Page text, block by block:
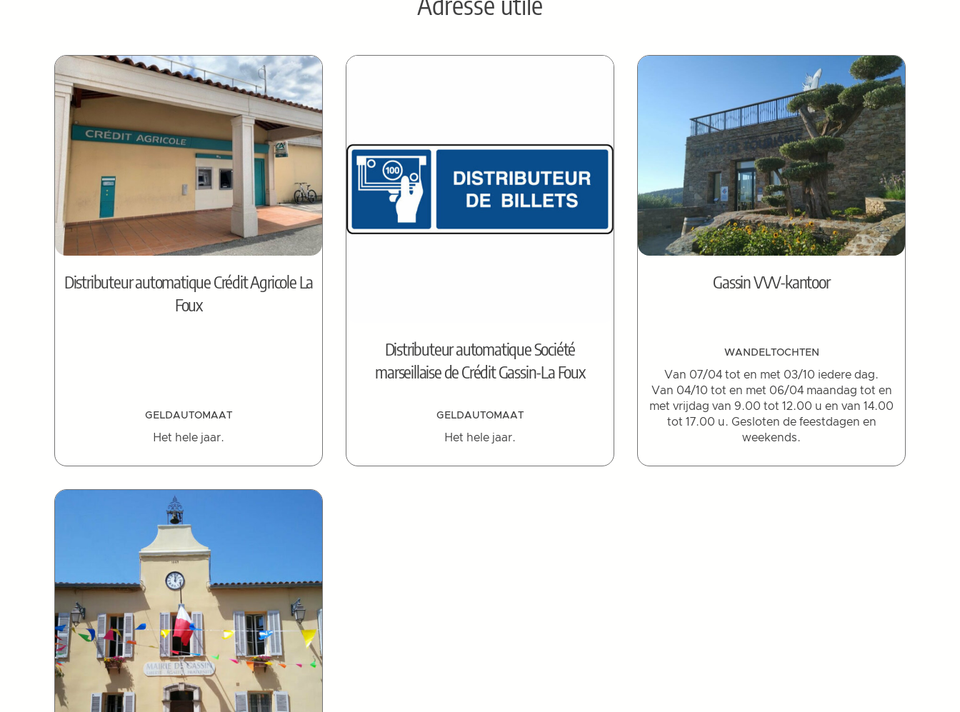
Distributeur automatique Crédit Agricole La
Foux
GELDAUTOMAAT
Het hele jaar.
Distributeur automatique Société
marseillaise de Crédit Gassin-La Foux
GELDAUTOMAAT
Het hele jaar.
Gassin VVV-kantoor
WANDELTOCHTEN
Van 07/04 tot en met 03/10 iedere dag.
Van 04/10 tot en met 06/04 maandag tot en
met vrijdag van 9.00 tot 12.00 u en van 14.00
tot 17.00 u. Gesloten de feestdagen en
weekends.